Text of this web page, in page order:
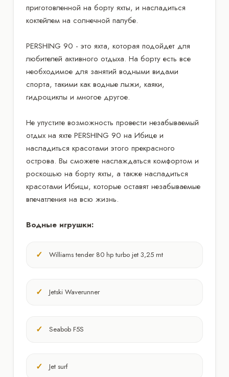
приготовленной на борту яхты, и насладиться
коктейлем на солнечной палубе.
PERSHING 90 - это яхта, которая подойдет для
любителей активного отдыха. На борту есть все
необходимое для занятий водными видами
спорта, такими как водные лыжи, каяки,
гидроциклы и многое другое.
Не упустите возможность провести незабываемый
отдых на яхте PERSHING 90 на Ибице и
насладиться красотами этого прекрасного
острова. Вы сможете наслаждаться комфортом и
роскошью на борту яхты, а также насладиться
красотами Ибицы, которые оставят незабываемые
впечатления на всю жизнь.
Водные игрушки:
Williams tender 80 hp turbo jet 3,25 mt
Jetski Waverunner
Seabob F5S
Jet surf